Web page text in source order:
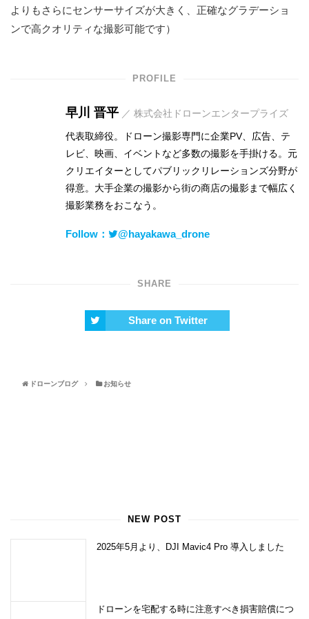
よりもさらにセンサーサイズが大きく、正確なグラデーショ
ンで高クオリティな撮影可能です）
PROFILE
早川 晋平 ／ 株式会社ドローンエンタープライズ
代表取締役。ドローン撮影専門に企業PV、広告、テ
レビ、映画、イベントなど多数の撮影を手掛ける。元
クリエイターとしてパブリックリレーションズ分野が
得意。大手企業の撮影から街の商店の撮影まで幅広く
撮影業務をおこなう。
Follow： @hayakawa_drone
SHARE
Share on Twitter
ドローンブログ お知らせ
NEW POST
2025年5月より、DJI Mavic4 Pro 導入しました
ドローンを宅配する時に注意すべき損害賠償につ